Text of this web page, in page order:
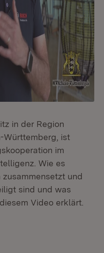
in neuem Fenster)
in der Region
Württemberg, ist
im
Wie es
und
sind und was
Video erklärt.